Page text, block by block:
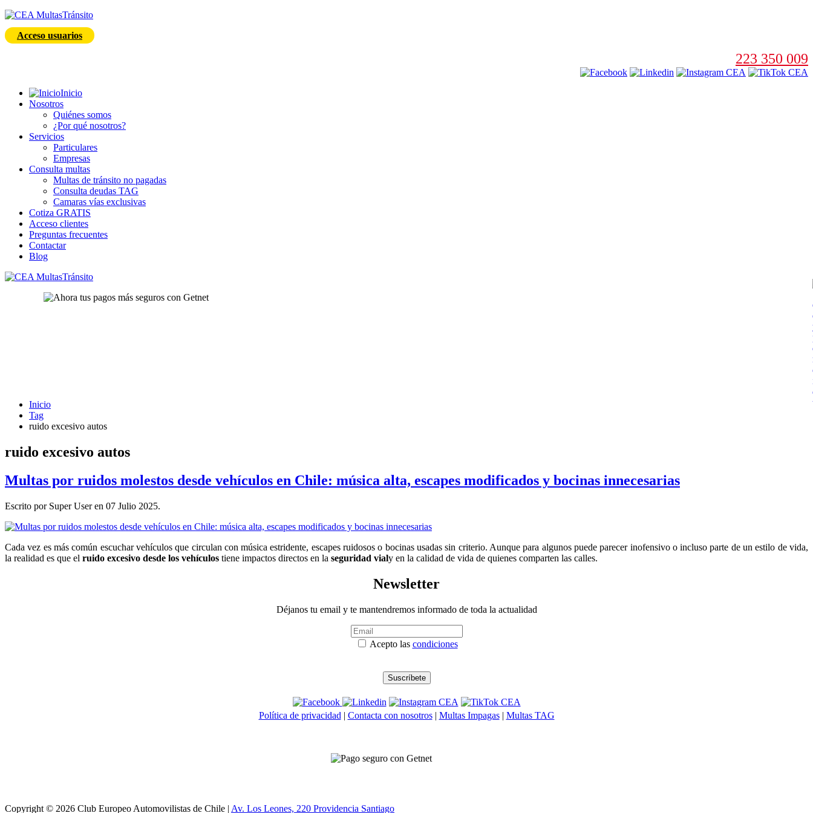
Acceso usuarios
223 350 009
Inicio
Nosotros
Quiénes somos
¿Por qué nosotros?
Servicios
Particulares
Empresas
Consulta multas
Multas de tránsito no pagadas
Consulta deudas TAG
Camaras vías exclusivas
Cotiza GRATIS
Acceso clientes
Preguntas frecuentes
Contactar
Blog
Inicio
Tag
ruido excesivo autos
ruido excesivo autos
Multas por ruidos molestos desde vehículos en Chile: música alta, escapes modificados y bocinas innecesarias
Escrito por Super User en 07 Julio 2025.
Cada vez es más común escuchar vehículos que circulan con música estridente, escapes ruidosos o bocinas usadas sin criterio. Aunque para algunos puede parecer inofensivo o incluso parte de un estilo de vida,
la realidad es que el ruido excesivo desde los vehículos tiene impactos directos en la seguridad vialy en la calidad de vida de quienes comparten las calles.
Newsletter
Déjanos tu email y te mantendremos informado de toda la actualidad
Acepto las condiciones
Política de privacidad | Contacta con nosotros| Multas Impagas| Multas TAG
Copyright © 2026 Club Europeo Automovilistas de Chile | Av. Los Leones, 220 Providencia Santiago